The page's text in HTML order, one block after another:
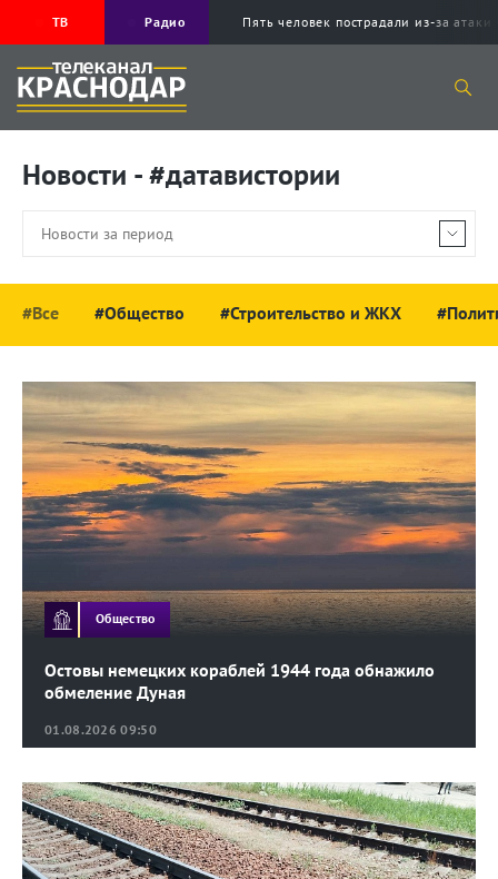
ТВ Радио Пять человек пострадали из-за
Новости - #датавистории
#Все #Общество #Строительство и ЖКХ
01.08.2026 09:50
Остовы немецких кораблей 1944 года обнажило
обмеление Дуная
Общество